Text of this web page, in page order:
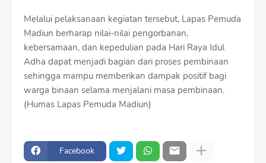
Melalui pelaksanaan kegiatan tersebut, Lapas Pemuda
Madiun berharap nilai-nilai pengorbanan,
kebersamaan, dan kepedulian pada Hari Raya Idul
Adha dapat menjadi bagian dari proses pembinaan
sehingga mampu memberikan dampak positif bagi
warga binaan selama menjalani masa pembinaan.
(Humas Lapas Pemuda Madiun)
Facebook